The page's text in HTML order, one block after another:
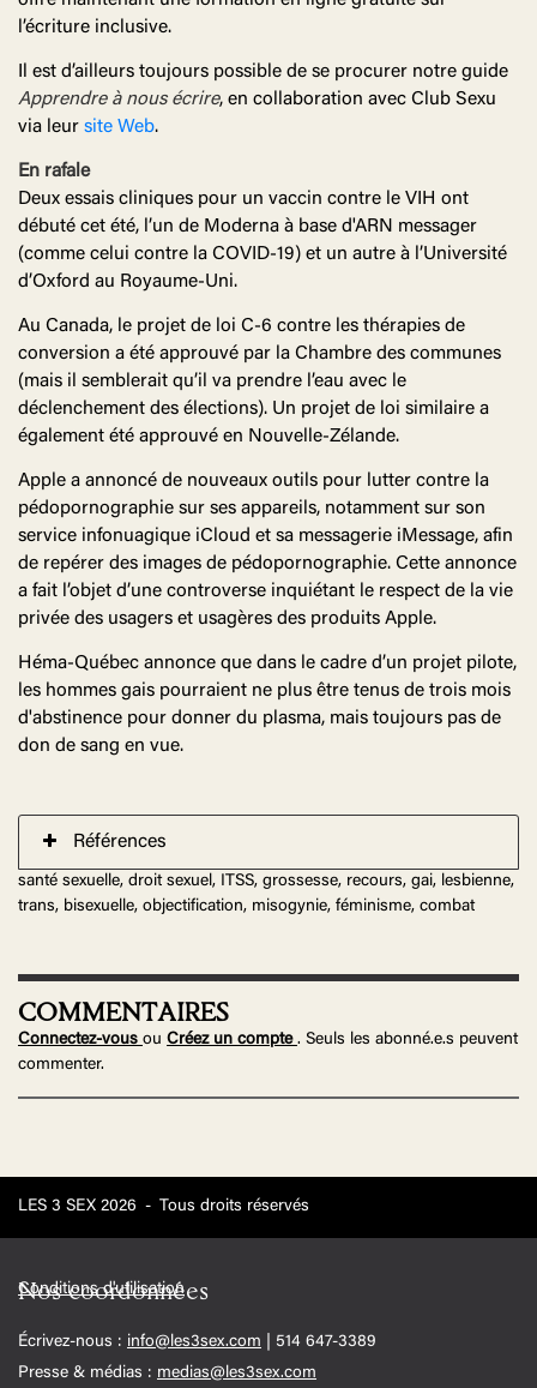
l’écriture inclusive.
Il est d’ailleurs toujours possible de se procurer notre guide
Apprendre à nous écrire, en collaboration avec Club Sexu
via leur site Web.
En rafale
Deux essais cliniques pour un vaccin contre le VIH ont
débuté cet été, l’un de Moderna à base d'ARN messager
(comme celui contre la COVID-19) et un autre à l’Université
d’Oxford au Royaume-Uni.
Au Canada, le projet de loi C-6 contre les thérapies de
conversion a été approuvé par la Chambre des communes
(mais il semblerait qu’il va prendre l’eau avec le
déclenchement des élections). Un projet de loi similaire a
également été approuvé en Nouvelle-Zélande.
Apple a annoncé de nouveaux outils pour lutter contre la
pédopornographie sur ses appareils, notamment sur son
service infonuagique iCloud et sa messagerie iMessage, afin
de repérer des images de pédopornographie. Cette annonce
a fait l’objet d’une controverse inquiétant le respect de la vie
privée des usagers et usagères des produits Apple.
Héma-Québec annonce que dans le cadre d’un projet pilote,
les hommes gais pourraient ne plus être tenus de trois mois
d'abstinence pour donner du plasma, mais toujours pas de
don de sang en vue.
Références
santé sexuelle, droit sexuel, ITSS, grossesse, recours, gai, lesbienne,
trans, bisexuelle, objectification, misogynie, féminisme, combat
COMMENTAIRES
Connectez-vous ou Créez un compte . Seuls les abonné.e.s peuvent
commenter.
LES 3 SEX 2026 - Tous droits réservés
Conditions d'utilisation
Nos coordonnées
Écrivez-nous : info@les3sex.com | 514 647-3389
Presse & médias : medias@les3sex.com